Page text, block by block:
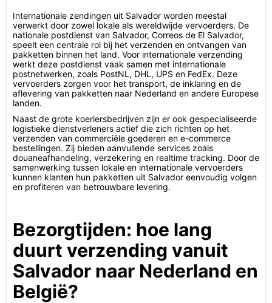
Internationale zendingen uit Salvador worden meestal
verwerkt door zowel lokale als wereldwijde vervoerders. De
nationale postdienst van Salvador, Correos de El Salvador,
speelt een centrale rol bij het verzenden en ontvangen van
pakketten binnen het land. Voor internationale verzending
werkt deze postdienst vaak samen met internationale
postnetwerken, zoals PostNL, DHL, UPS en FedEx. Deze
vervoerders zorgen voor het transport, de inklaring en de
aflevering van pakketten naar Nederland en andere Europese
landen.
Naast de grote koeriersbedrijven zijn er ook gespecialiseerde
logistieke dienstverleners actief die zich richten op het
verzenden van commerciële goederen en e-commerce
bestellingen. Zij bieden aanvullende services zoals
douaneafhandeling, verzekering en realtime tracking. Door de
samenwerking tussen lokale en internationale vervoerders
kunnen klanten hun pakketten uit Salvador eenvoudig volgen
en profiteren van betrouwbare levering.
Bezorgtijden: hoe lang
duurt verzending vanuit
Salvador naar Nederland en
België?